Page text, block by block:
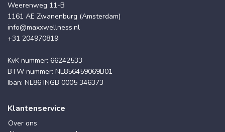
Weerenweg 11-B
1161 AE Zwanenburg (Amsterdam)
info@maxxwellness.nl
+31 204970819
KvK nummer: 66242533
BTW nummer: NL856459069B01
Iban: NL86 INGB 0005 346373
Klantenservice
Over ons